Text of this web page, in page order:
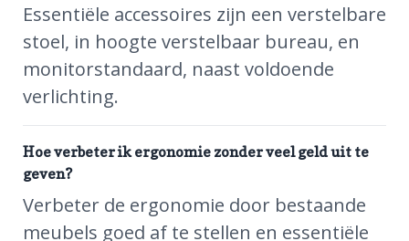
Essentiële accessoires zijn een verstelbare
stoel, in hoogte verstelbaar bureau, en
monitorstandaard, naast voldoende
verlichting.
Hoe verbeter ik ergonomie zonder veel geld uit te
geven?
Verbeter de ergonomie door bestaande
meubels goed af te stellen en essentiële